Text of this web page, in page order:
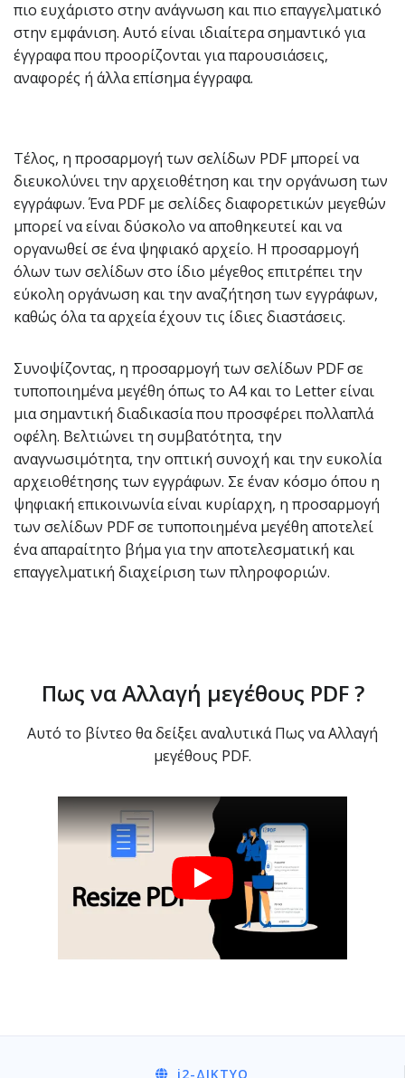
πιο ευχάριστο στην ανάγνωση και πιο επαγγελματικό
στην εμφάνιση. Αυτό είναι ιδιαίτερα σημαντικό για
έγγραφα που προορίζονται για παρουσιάσεις,
αναφορές ή άλλα επίσημα έγγραφα.
Τέλος, η προσαρμογή των σελίδων PDF μπορεί να
διευκολύνει την αρχειοθέτηση και την οργάνωση των
εγγράφων. Ένα PDF με σελίδες διαφορετικών μεγεθών
μπορεί να είναι δύσκολο να αποθηκευτεί και να
οργανωθεί σε ένα ψηφιακό αρχείο. Η προσαρμογή
όλων των σελίδων στο ίδιο μέγεθος επιτρέπει την
εύκολη οργάνωση και την αναζήτηση των εγγράφων,
καθώς όλα τα αρχεία έχουν τις ίδιες διαστάσεις.
Συνοψίζοντας, η προσαρμογή των σελίδων PDF σε
τυποποιημένα μεγέθη όπως το A4 και το Letter είναι
μια σημαντική διαδικασία που προσφέρει πολλαπλά
οφέλη. Βελτιώνει τη συμβατότητα, την
αναγνωσιμότητα, την οπτική συνοχή και την ευκολία
αρχειοθέτησης των εγγράφων. Σε έναν κόσμο όπου η
ψηφιακή επικοινωνία είναι κυρίαρχη, η προσαρμογή
των σελίδων PDF σε τυποποιημένα μεγέθη αποτελεί
ένα απαραίτητο βήμα για την αποτελεσματική και
επαγγελματική διαχείριση των πληροφοριών.
Πως να Αλλαγή μεγέθους PDF ?
Αυτό το βίντεο θα δείξει αναλυτικά Πως να Αλλαγή
μεγέθους PDF.
i2-ΔΊΚΤΥΟ